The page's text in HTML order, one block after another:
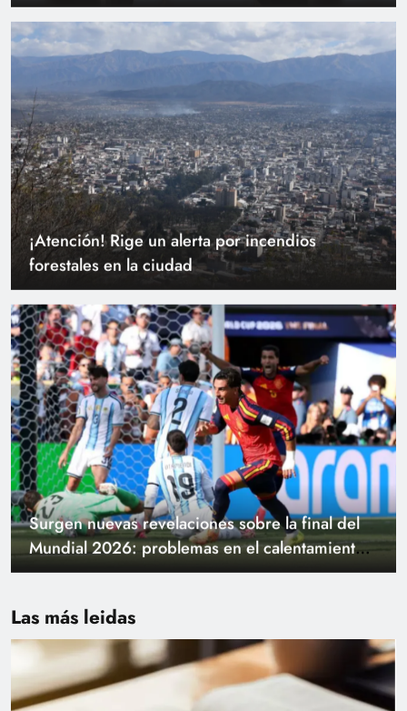
Las más leidas
¡Atención! Rige un alerta por incendios
forestales en la ciudad
Surgen nuevas revelaciones sobre la final del
Mundial 2026: problemas en el calentamiento y
una charla clave con Scaloni